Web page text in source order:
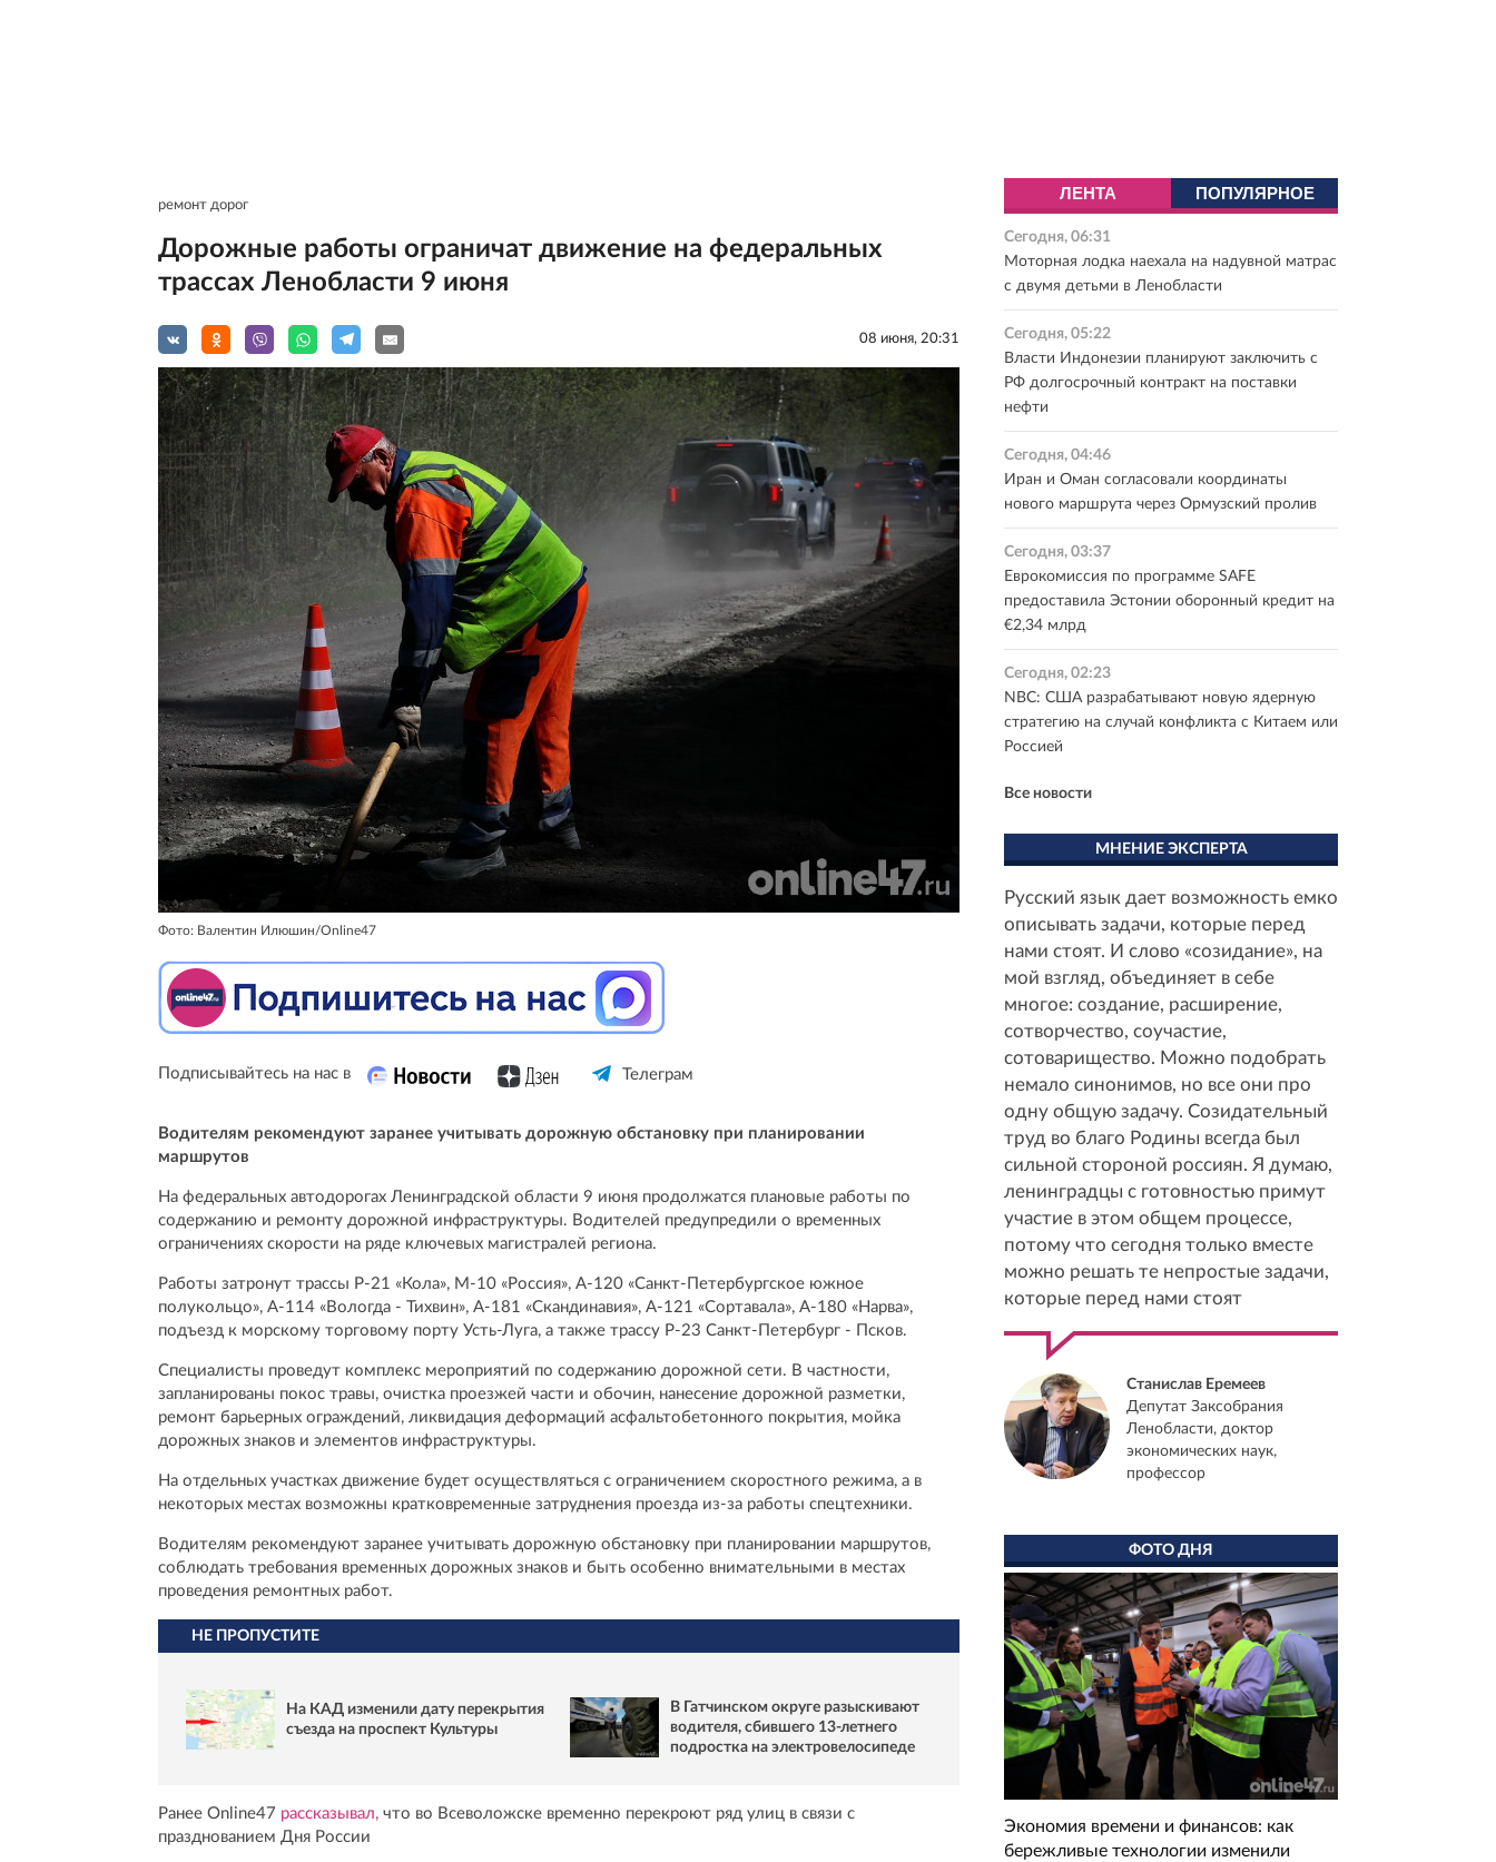
ремонт дорог
Дорожные работы ограничат движение на федеральных
трассах Ленобласти 9 июня
08 июня, 20:31
Фото: Валентин Илюшин/Online47
Подписывайтесь на нас в Телеграм
Водителям рекомендуют заранее учитывать дорожную обстановку при планировании
маршрутов
На федеральных автодорогах Ленинградской области 9 июня продолжатся плановые работы по
содержанию и ремонту дорожной инфраструктуры. Водителей предупредили о временных
ограничениях скорости на ряде ключевых магистралей региона.
Работы затронут трассы Р-21 «Кола», М-10 «Россия», А-120 «Санкт-Петербургское южное
полукольцо», А-114 «Вологда - Тихвин», А-181 «Скандинавия», А-121 «Сортавала», А-180 «Нарва»,
подъезд к морскому торговому порту Усть-Луга, а также трассу Р-23 Санкт-Петербург - Псков.
Специалисты проведут комплекс мероприятий по содержанию дорожной сети. В частности,
запланированы покос травы, очистка проезжей части и обочин, нанесение дорожной разметки,
ремонт барьерных ограждений, ликвидация деформаций асфальтобетонного покрытия, мойка
дорожных знаков и элементов инфраструктуры.
На отдельных участках движение будет осуществляться с ограничением скоростного режима, а в
некоторых местах возможны кратковременные затруднения проезда из-за работы спецтехники.
Водителям рекомендуют заранее учитывать дорожную обстановку при планировании маршрутов,
соблюдать требования временных дорожных знаков и быть особенно внимательными в местах
проведения ремонтных работ.
НЕ ПРОПУСТИТЕ
На КАД изменили дату перекрытия
съезда на проспект Культуры
В Гатчинском округе разыскивают
водителя, сбившего 13-летнего
подростка на электровелосипеде
Ранее Online47 рассказывал, что во Всеволожске временно перекроют ряд улиц в связи с
празднованием Дня России
ЛЕНТА ПОПУЛЯРНОЕ
Сегодня, 06:31
Моторная лодка наехала на надувной матрас
с двумя детьми в Ленобласти
Сегодня, 05:22
Власти Индонезии планируют заключить с
РФ долгосрочный контракт на поставки
нефти
Сегодня, 04:46
Иран и Оман согласовали координаты
нового маршрута через Ормузский пролив
Сегодня, 03:37
Еврокомиссия по программе SAFE
предоставила Эстонии оборонный кредит на
€2,34 млрд
Сегодня, 02:23
NBC: США разрабатывают новую ядерную
стратегию на случай конфликта с Китаем или
Россией
Все новости
МНЕНИЕ ЭКСПЕРТА
Русский язык дает возможность емко
описывать задачи, которые перед
нами стоят. И слово «созидание», на
мой взгляд, объединяет в себе
многое: создание, расширение,
сотворчество, соучастие,
сотоварищество. Можно подобрать
немало синонимов, но все они про
одну общую задачу. Созидательный
труд во благо Родины всегда был
сильной стороной россиян. Я думаю,
ленинградцы с готовностью примут
участие в этом общем процессе,
потому что сегодня только вместе
можно решать те непростые задачи,
которые перед нами стоят
Станислав Еремеев
Депутат Заксобрания
Ленобласти, доктор
экономических наук,
профессор
ФОТО ДНЯ
Экономия времени и финансов: как
бережливые технологии изменили